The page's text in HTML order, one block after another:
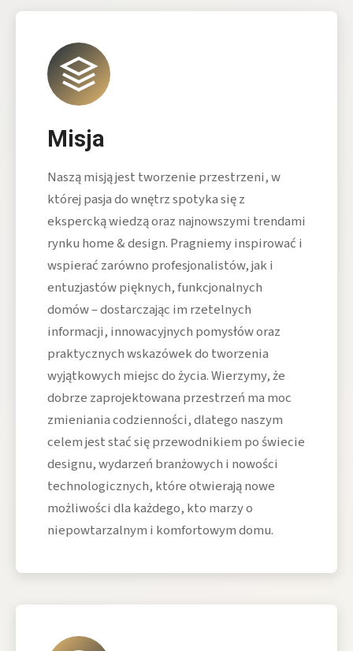
Misja
Naszą misją jest tworzenie przestrzeni, w
której pasja do wnętrz spotyka się z
ekspercką wiedzą oraz najnowszymi trendami
rynku home & design. Pragniemy inspirować i
wspierać zarówno profesjonalistów, jak i
entuzjastów pięknych, funkcjonalnych
domów – dostarczając im rzetelnych
informacji, innowacyjnych pomysłów oraz
praktycznych wskazówek do tworzenia
wyjątkowych miejsc do życia. Wierzymy, że
dobrze zaprojektowana przestrzeń ma moc
zmieniania codzienności, dlatego naszym
celem jest stać się przewodnikiem po świecie
designu, wydarzeń branżowych i nowości
technologicznych, które otwierają nowe
możliwości dla każdego, kto marzy o
niepowtarzalnym i komfortowym domu.